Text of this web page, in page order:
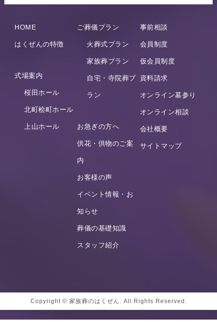
HOME
はくぜんの特徴
式場案内
桜田ホール
北町桧町ホール
上山ホール
ご葬儀プラン
火葬式プラン
家族葬プラン
自宅・寺院葬プ
ラン
お急ぎの方へ
供花・供物のご案
内
お客様の声
イベント情報・お
知らせ
葬儀の基礎知識
スタッフ紹介
事前相談
会員制度
仮会員制度
資料請求
オンライン墓参り
オンライン相談
会社概要
サイトマップ
Copyright © 家族葬のはくぜん. All Rights Reserved.